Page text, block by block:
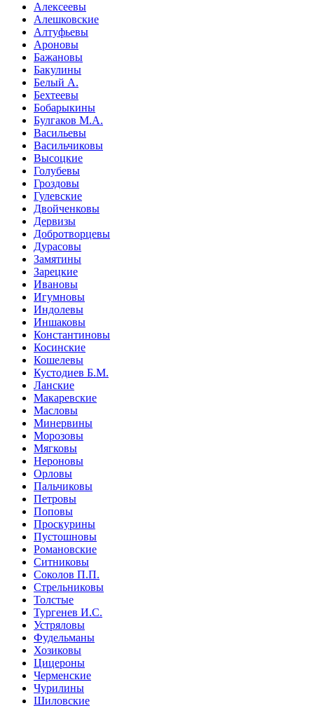
Алексеевы
Алешковские
Алтуфьевы
Ароновы
Бажановы
Бакулины
Белый А.
Бехтеевы
Бобарыкины
Булгаков М.А.
Васильевы
Васильчиковы
Высоцкие
Голубевы
Гроздовы
Гулевские
Двойченковы
Дервизы
Добротворцевы
Дурасовы
Замятины
Зарецкие
Ивановы
Игумновы
Индолевы
Иншаковы
Константиновы
Косинские
Кошелевы
Кустодиев Б.М.
Ланские
Макаревские
Масловы
Минервины
Морозовы
Мягковы
Нероновы
Орловы
Пальчиковы
Петровы
Поповы
Проскурины
Пустошновы
Романовские
Ситниковы
Соколов П.П.
Стрельниковы
Толстые
Тургенев И.С.
Устряловы
Фудельманы
Хозиковы
Цицероны
Черменские
Чурилины
Шиловские